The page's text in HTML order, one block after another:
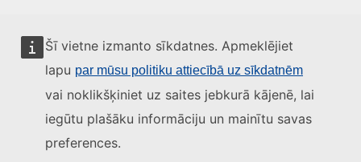
Šī vietne izmanto sīkdatnes. Apmeklējiet
lapu par mūsu politiku attiecībā uz sīkdatnēm
vai noklikšķiniet uz saites jebkurā kājenē, lai
iegūtu plašāku informāciju un mainītu savas
preferences.
Sociālie mediji
ES iestādes un struktūras